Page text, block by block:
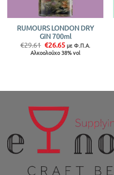
RUMOURS LONDON DRY
GIN 700ml
€29.61 Original
price
was:
€26.65Η
τρέχουσα
τιμή
με Φ.Π.Α.
Αλκοολούχο 38% vol